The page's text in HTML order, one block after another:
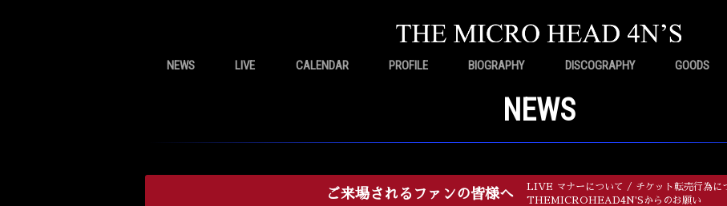
NEWS LIVE CALENDAR PROFILE BIOGRAPHY DISCOGRAPHY GOODS
NEWS
ご来場されるファンの皆様へ
LIVE マナーについて / チケット転売行為に
THEMICROHEAD4N'Sからのお願い